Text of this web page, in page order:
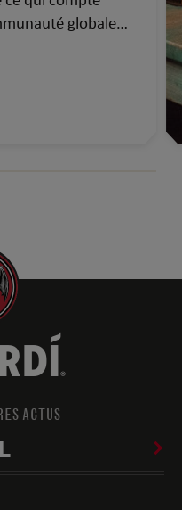
globale
ACTUS